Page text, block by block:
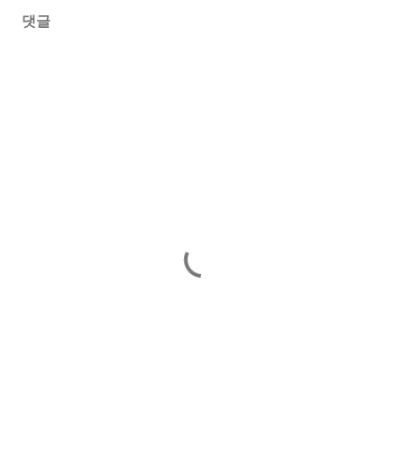
댓글